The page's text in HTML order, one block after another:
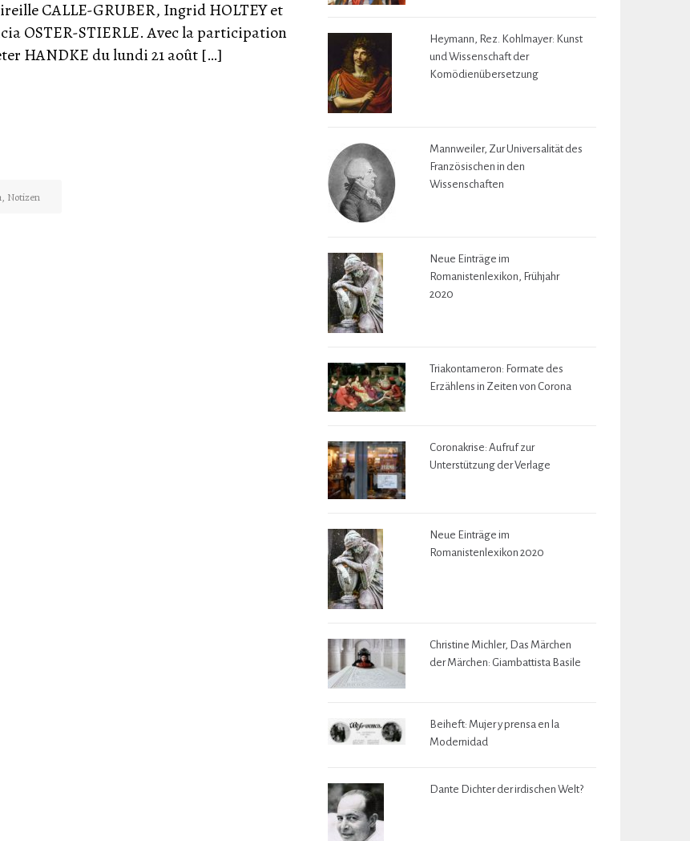
CALLE-GRUBER, Ingrid HOLTEY et
OSTER-STIERLE. Avec la participation
HANDKE du lundi 21 août […]
, Notizen
Heymann, Rez. Kohlmayer: Kunst
und Wissenschaft der
Komödienübersetzung
Mannweiler, Zur Universalität des
Französischen in den
Wissenschaften
Neue Einträge im
Romanistenlexikon, Frühjahr
2020
Triakontameron: Formate des
Erzählens in Zeiten von Corona
Coronakrise: Aufruf zur
Unterstützung der Verlage
Neue Einträge im
Romanistenlexikon 2020
Christine Michler, Das Märchen
der Märchen: Giambattista Basile
Beiheft: Mujer y prensa en la
Modernidad
Dante Dichter der irdischen Welt?